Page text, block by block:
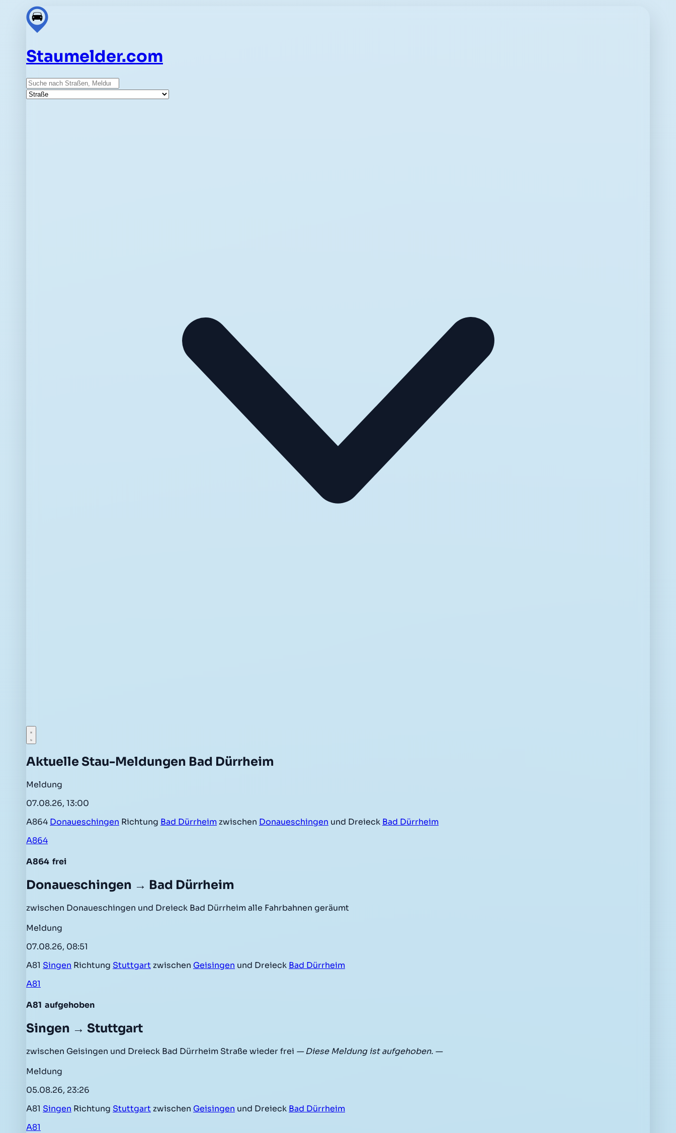
Staumelder.com
Suche
Straße
Aktuelle Stau-Meldungen Bad Dürrheim
Meldung
07.08.26, 13:00
A864 Donaueschingen Richtung Bad Dürrheim zwischen Donaueschingen und Dreieck Bad Dürrheim
A864
A864 frei
Donaueschingen → Bad Dürrheim
zwischen Donaueschingen und Dreieck Bad Dürrheim alle Fahrbahnen geräumt
Meldung
07.08.26, 08:51
A81 Singen Richtung Stuttgart zwischen Geisingen und Dreieck Bad Dürrheim
A81
A81 aufgehoben
Singen → Stuttgart
zwischen Geisingen und Dreieck Bad Dürrheim Straße wieder frei — Diese Meldung ist aufgehoben. —
Meldung
05.08.26, 23:26
A81 Singen Richtung Stuttgart zwischen Geisingen und Dreieck Bad Dürrheim
A81